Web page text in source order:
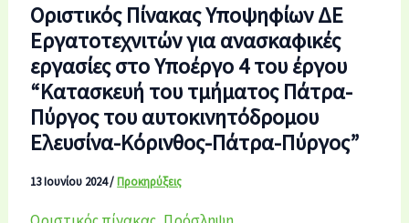
Οριστικός Πίνακας Υποψηφίων ΔΕ
Εργατοτεχνιτών για ανασκαφικές
εργασίες στο Υποέργο 4 του έργου
“Κατασκευή του τμήματος Πάτρα-
Πύργος του αυτοκινητόδρομου
Ελευσίνα-Κόρινθος-Πάτρα-Πύργος”
13 Ιουνίου 2024/Προκηρύξεις